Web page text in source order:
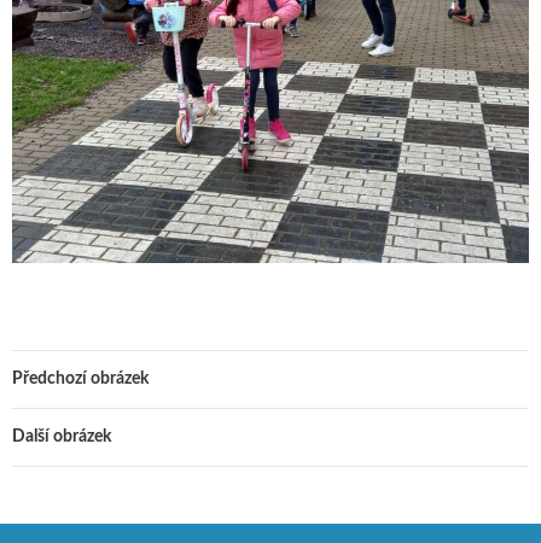
Předchozí obrázek
Další obrázek